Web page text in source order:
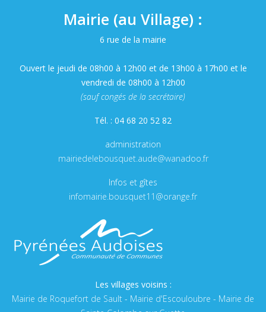
Mairie (au Village) :
6 rue de la mairie
Ouvert le jeudi de 08h00 à 12h00 et de 13h00 à 17h00 et le
vendredi de 08h00 à 12h00
(sauf congés de la secrétaire)
Tél. : 04 68 20 52 82
administration
mairiedelebousquet.aude@wanadoo.fr
Infos et gîtes
infomairie.bousquet11@orange.fr
Les villages voisins :
Mairie de Roquefort de Sault - Mairie d'Escouloubre - Mairie de